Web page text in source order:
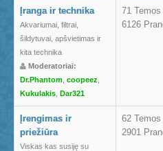
Įranga ir technika
Akvariumai, filtrai,
šildytuvai, apšvietimas ir
kita technika
Moderatoriai:
Dr.Phantom coopeez
Kukulakis Dar321
71 Temos
6126
Įrengimas ir
priežiūra
Viskas kas susiję su
62 Temos
2901